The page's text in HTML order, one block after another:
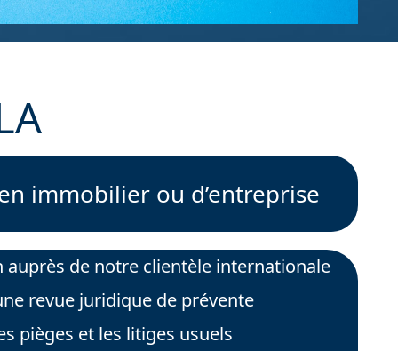
immobilier ou d’entreprise
auprès de notre clientèle internationale
revue juridique de prévente
pièges et les litiges usuels